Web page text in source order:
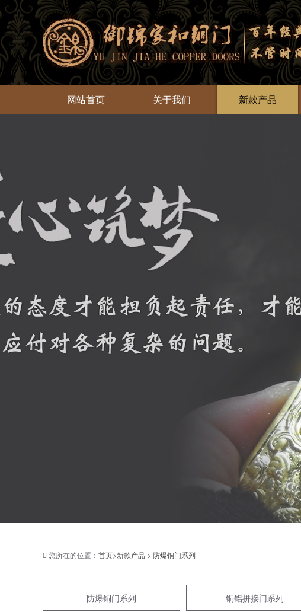
网站首页 关于我们 新款产品
您所在的位置： 首页>新款产品 > 防爆铜门系列
防爆铜门系列 铜铝拼接门系列